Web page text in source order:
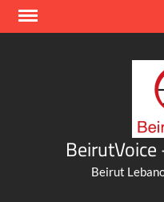
Skip
Beirut